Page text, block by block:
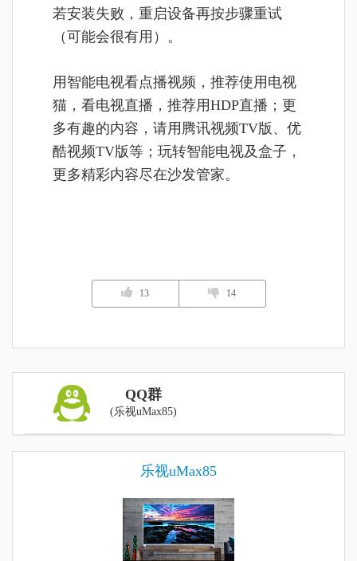
若安装失败，重启设备再按步骤重试
（可能会很有用）。
用智能电视看点播视频，推荐使用电视
猫，看电视直播，推荐用HDP直播；更
多有趣的内容，请用腾讯视频TV版、优
酷视频TV版等；玩转智能电视及盒子，
更多精彩内容尽在沙发管家。
13 14
QQ群
(乐视uMax85)
乐视uMax85